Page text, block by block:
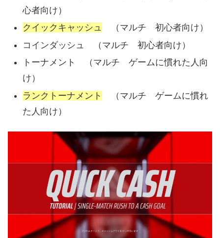
心者向け）
クイックキャッシュ （マルチ 初心者向け）
コインダッシュ （マルチ 初心者向け）
トーナメント （マルチ ゲームに慣れた人向
け）
ランクトーナメント
（マルチ ゲームに慣れ
た人向け）